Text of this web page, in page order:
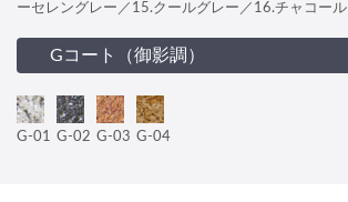
ーセレングレー／15.クールグレー／16.チャコール
Gコート（御影調）
G-01 G-02 G-03 G-04